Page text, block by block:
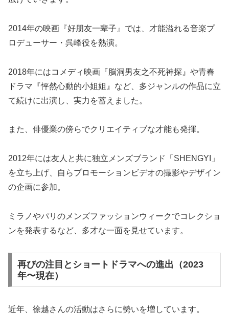
2014年の映画『好朋友一辈子』では、才能溢れる音楽プ
ロデューサー・呉峰役を熱演。
2018年にはコメディ映画『脳洞男友之不死神探』や青春
ドラマ『怦然心動的小姐姐』など、多ジャンルの作品に立
て続けに出演し、実力を蓄えました。
また、俳優業の傍らでクリエイティブな才能も発揮。
2012年には友人と共に独立メンズブランド「SHENGYI」
を立ち上げ、自らプロモーションビデオの撮影やデザイン
の企画に参加。
ミラノやパリのメンズファッションウィークでコレクショ
ンを発表するなど、多才な一面を見せています。
再びの注目とショートドラマへの進出（2023
年〜現在）
近年、徐越さんの活動はさらに勢いを増しています。